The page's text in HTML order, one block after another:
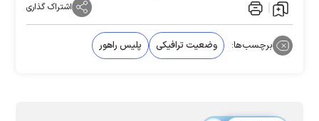
اشتراک گذاری
برچسب‌ها: وضعیت ترافیکی پلیس راهور